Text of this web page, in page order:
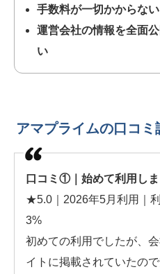
手数料が一切かからない
運営会社の情報を全面
い
アマプライムの口コミ
口コミ①｜始めて利用し
★5.0｜2026年5月利用｜
3%
初めての利用でしたが、
イトに掲載されていたの